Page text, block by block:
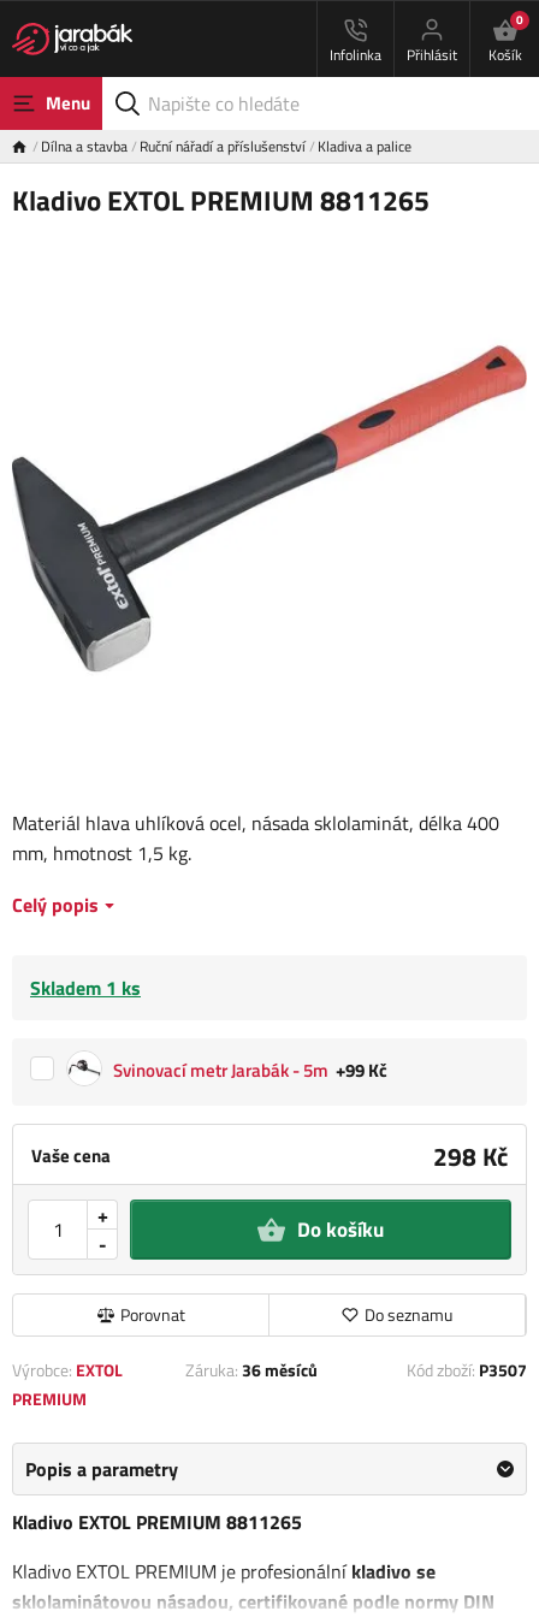
Infolinka Přihlásit
0
Košík
Menu
Dílna a stavba Ruční nářadí a příslušenství Kladiva a palice
Kladivo EXTOL PREMIUM 8811265
Vaše cena 298 Kč
-
+ Do košíku
Porovnat Do seznamu
Materiál hlava uhlíková ocel, násada sklolaminát, délka 400
mm, hmotnost 1,5 kg.
Celý popis
Skladem 1 ks
Svinovací metr Jarabák - 5m +99 Kč
Výrobce: EXTOL
PREMIUM
Záruka:36 měsíců Kód zboží: P3507
Popis a parametry
Kladivo EXTOL PREMIUM 8811265
Kladivo EXTOL PREMIUM je profesionálníkladivo se
sklolaminátovou násadou, certifikované podle normy DIN